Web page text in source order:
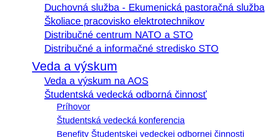
Duchovná služba - Ekumenická pastoračná služba
Školiace pracovisko elektrotechnikov
Distribučné centrum NATO a STO
Distribučné a informačné stredisko STO
Veda a výskum
Veda a výskum na AOS
Študentská vedecká odborná činnosť
Príhovor
Študentská vedecká konferencia
Benefity Študentskej vedeckej odbornej činnosti